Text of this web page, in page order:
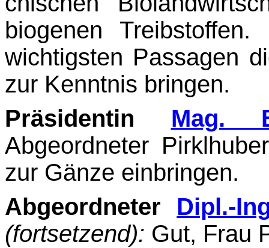
biogenen
wichtigsten Passagen
zur Kenntnis bringen.
Präsidentin Mag.
Abgeordneter
zur Gänze einbringen.
Abgeordneter Dipl.-
(fortsetzend): Gut, Frau